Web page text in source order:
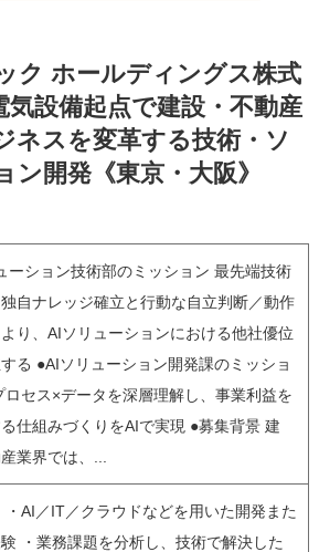
ク ホールディングス株式
気設備起点で建設・不動産
ネスを変革する技術・ソ
ン開発《東京・大阪》
ーション技術部のミッション 最先端技術
自ナレッジ確立と行動な自立判断／動作
り、AIソリューションにおける他社優位
る ●AIソリューション開発課のミッショ
ロセス×データを深層理解し、事業利益を
仕組みづくりをAIで実現 ●募集背景 建
業界では、...
・AI／IT／クラウドなどを用いた開発また
・業務課題を分析し、技術で解決した